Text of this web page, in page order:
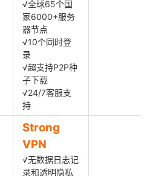
√全球65个国
家6000+服务
器节点
√10个同时登
录
√超支持P2P种
子下载
√24/7客服支
持
Strong
VPN
√无数据日志记
录和透明隐私